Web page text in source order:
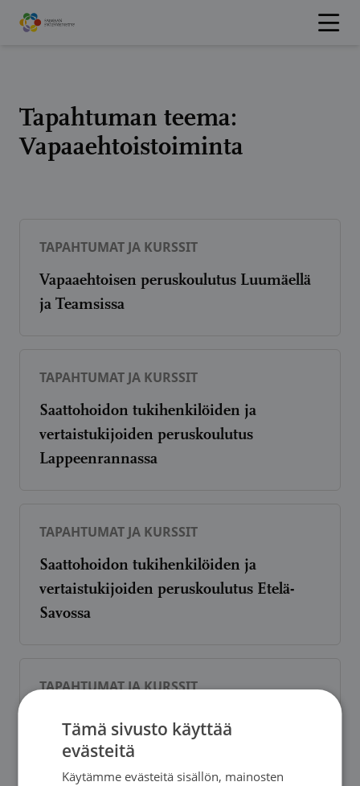
Hyppää
sisältöön
Tapahtuman teema:
Vapaaehtoistoiminta
TAPAHTUMAT JA KURSSIT
Vapaaehtoisen peruskoulutus Luumäellä
ja Teamsissa
TAPAHTUMAT JA KURSSIT
Saattohoidon tukihenkilöiden ja
vertaistukijoiden peruskoulutus
Lappeenrannassa
TAPAHTUMAT JA KURSSIT
Saattohoidon tukihenkilöiden ja
vertaistukijoiden peruskoulutus Etelä-
Savossa
TAPAHTUMAT JA KURSSIT
Vapaaehtoisen peruskoulutus Imatralla ja
Teamsissa
Tämä sivusto käyttää
evästeitä
Käytämme evästeitä sisällön, mainosten